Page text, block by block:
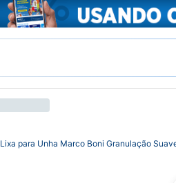
Lixa para Unha Marco Boni Granulação